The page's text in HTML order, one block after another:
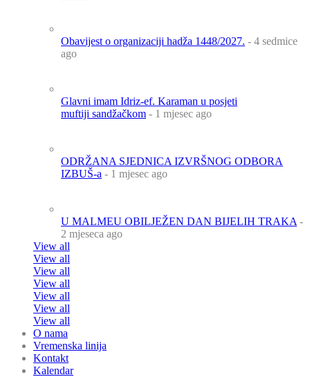
Obavijest o organizaciji hadža 1448/2027. - 4 sedmice
ago
Glavni imam Idriz-ef. Karaman u posjeti
muftiji sandžačkom - 1 mjesec ago
ODRŽANA SJEDNICA IZVRŠNOG ODBORA
IZBUŠ-a - 1 mjesec ago
U MALMEU OBILJEŽEN DAN BIJELIH TRAKA -
2 mjeseca ago
View all
View all
View all
View all
View all
View all
View all
O nama
Vremenska linija
Kontakt
Kalendar